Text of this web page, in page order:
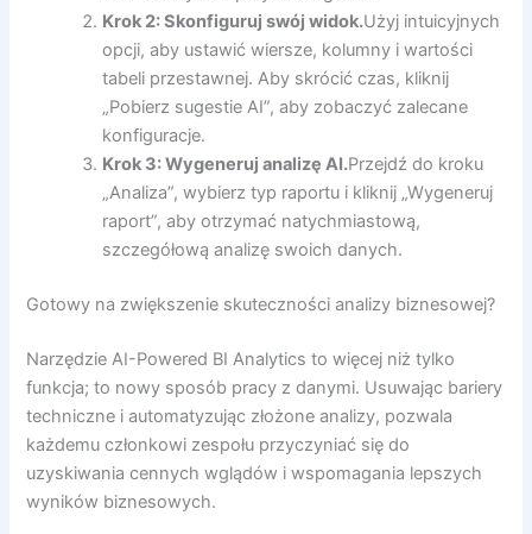
Krok 2: Skonfiguruj swój widok.Użyj intuicyjnych
opcji, aby ustawić wiersze, kolumny i wartości
tabeli przestawnej. Aby skrócić czas, kliknij
„Pobierz sugestie AI”, aby zobaczyć zalecane
konfiguracje.
Krok 3: Wygeneruj analizę AI.Przejdź do kroku
„Analiza”, wybierz typ raportu i kliknij „Wygeneruj
raport”, aby otrzymać natychmiastową,
szczegółową analizę swoich danych.
Gotowy na zwiększenie skuteczności analizy biznesowej?
Narzędzie AI-Powered BI Analytics to więcej niż tylko
funkcja; to nowy sposób pracy z danymi. Usuwając bariery
techniczne i automatyzując złożone analizy, pozwala
każdemu członkowi zespołu przyczyniać się do
uzyskiwania cennych wglądów i wspomagania lepszych
wyników biznesowych.